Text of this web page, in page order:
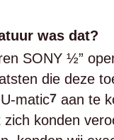
was dat?
SONY ½”
die deze
matic7 aan te
konden